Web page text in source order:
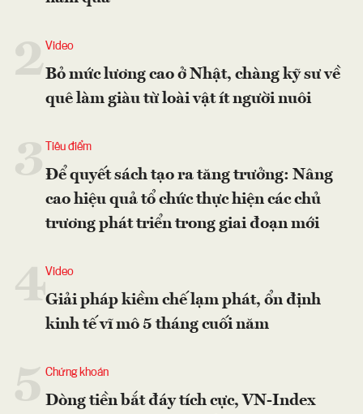
2Video
Bỏ mức lương cao ở Nhật, chàng kỹ sư về
quê làm giàu từ loài vật ít người nuôi
Tiêu điểm
Để quyết sách tạo ra tăng trưởng: Nâng
cao hiệu quả tổ chức thực hiện các chủ
trương phát triển trong giai đoạn mới
4Video
Giải pháp kiềm chế lạm phát, ổn định
kinh tế vĩ mô 5 tháng cuối năm
Chứng khoán
Dòng tiền bắt đáy tích cực, VN-Index